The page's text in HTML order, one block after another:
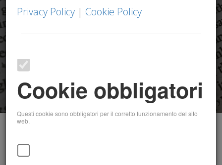
Privacy Policy | Cookie Policy
Cookie obbligatori
Questi cookie sono obbligatori per il corretto funzionamento del sito
web.